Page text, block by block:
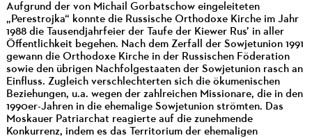
Aufgrund der von Michail Gorbatschow eingeleiteten
„Perestrojka“ konnte die Russische Orthodoxe Kirche im Jahr
1988 die Tausendjahrfeier der Taufe der Kiewer Rus’ in aller
Öffentlichkeit begehen. Nach dem Zerfall der Sowjetunion 1991
gewann die Orthodoxe Kirche in der Russischen Föderation
sowie den übrigen Nachfolgestaaten der Sowjetunion rasch an
Einfluss. Zugleich verschlechterten sich die ökumenischen
Beziehungen, u.a. wegen der zahlreichen Missionare, die in den
1990er-Jahren in die ehemalige Sowjetunion strömten. Das
Moskauer Patriarchat reagierte auf die zunehmende
Konkurrenz, indem es das Territorium der ehemaligen